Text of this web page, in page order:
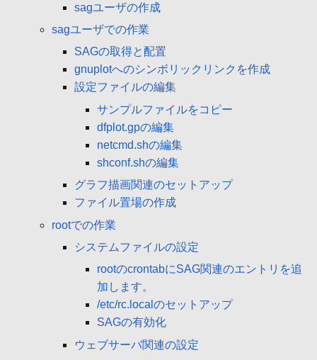
sagユーザの作成
sagユーザでの作業
SAGの取得と配置
gnuplotへのシンボリックリンクを作成
設定ファイルの編集
サンプルファイルをコピー
dfplot.gpの編集
netcmd.shの編集
shconf.shの編集
グラフ描画関連のセットアップ
ファイル置場の作成
rootでの作業
システムファイルの設定
rootのcrontabにSAG関連のエントリを追
加します。
/etc/rc.localのセットアップ
SAGの有効化
ウェブサーバ関連の設定